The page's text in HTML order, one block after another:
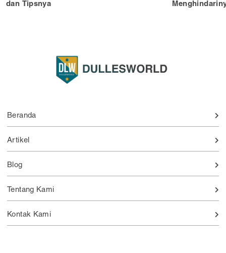
dan Tipsnya
Beranda
Artikel
Blog
Tentang Kami
Kontak Kami